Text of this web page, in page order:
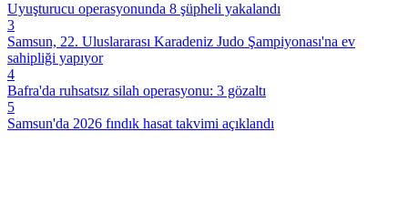
Uyuşturucu operasyonunda 8 şüpheli yakalandı
3
Samsun, 22. Uluslararası Karadeniz Judo Şampiyonası'na ev
sahipliği yapıyor
4
Bafra'da ruhsatsız silah operasyonu: 3 gözaltı
5
Samsun'da 2026 fındık hasat takvimi açıklandı